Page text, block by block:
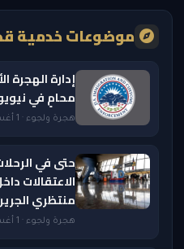
موضوعات خدمية
إدارة الهجرة
محامٍ في نيويورك 470584
هجرة ولجوء · 1 أغسطس 2026 — 7:10 PM
الاعتقالات
منتظري
هجرة ولجوء · 1 أغسطس 2026 — 12:51 PM